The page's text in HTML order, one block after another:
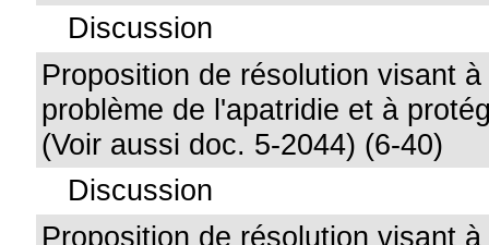
Discussion
Proposition de résolution visant
problème de l'apatridie et à
(Voir aussi doc. 5-2044) (6-40)
Discussion
Proposition de résolution visant